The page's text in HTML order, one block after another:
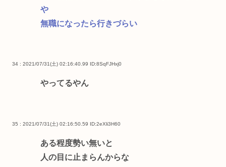
や
無職になったら行きづらい
34 : 2021/07/31(土) 02:16:40.99 ID:8SqFJHxj0
やってるやん
35 : 2021/07/31(土) 02:16:50.59 ID:2eXli3H60
ある程度勢い無いと
人の目に止まらんからな